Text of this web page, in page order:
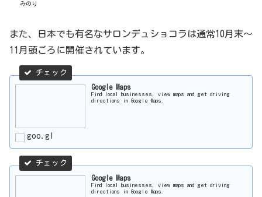
みのり
また、日本でも有名なサロンデュショコラは通常10月末～
11月頭ごろに開催されています。
Google Maps
Find local businesses, view maps and get driving
directions in Google Maps.
goo.gl
Google Maps
Find local businesses, view maps and get driving
directions in Google Maps.